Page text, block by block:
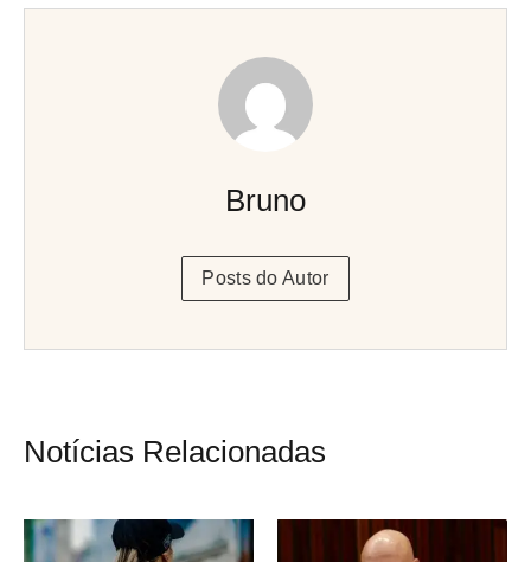
Bruno
Posts do Autor
Notícias Relacionadas